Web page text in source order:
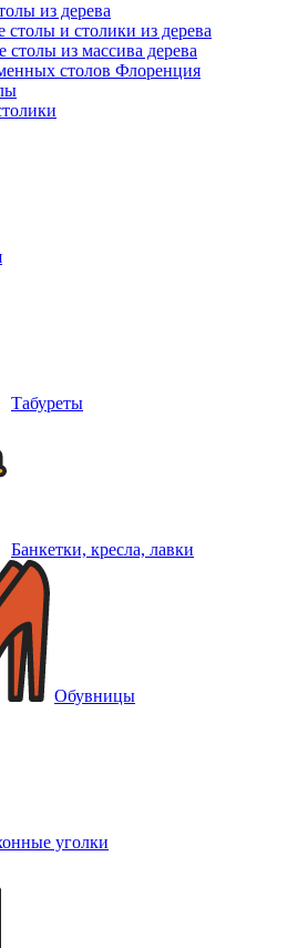
из дерева
и столики из дерева
из массива дерева
столов Флоренция
Табуреты
Банкетки, кресла, лавки
Обувницы
уголки